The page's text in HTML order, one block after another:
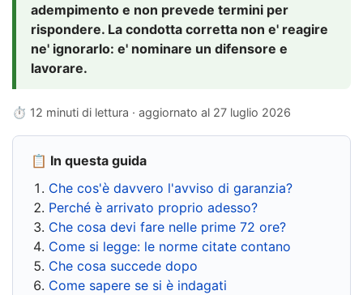
adempimento e non prevede termini per
rispondere. La condotta corretta non e' reagire
ne' ignorarlo: e' nominare un difensore e
lavorare.
⏱ 12 minuti di lettura · aggiornato al 27 luglio 2026
📋 In questa guida
Che cos'è davvero l'avviso di garanzia?
Perché è arrivato proprio adesso?
Che cosa devi fare nelle prime 72 ore?
Come si legge: le norme citate contano
Che cosa succede dopo
Come sapere se si è indagati